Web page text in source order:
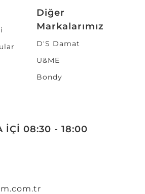
Diğer
Markalarımız
D'S Damat
U&ME
Bondy
İÇİ 08:30 - 18:00